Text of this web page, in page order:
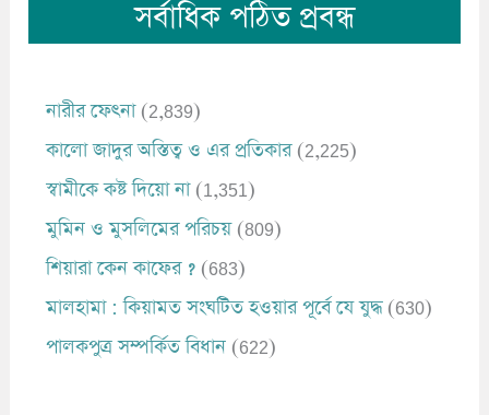
সর্বাধিক পঠিত প্রবন্ধ
নারীর ফেৎনা (2,839)
কালো জাদুর অস্তিত্ব ও এর প্রতিকার (2,225)
স্বামীকে কষ্ট দিয়ো না (1,351)
মুমিন ও মুসলিমের পরিচয় (809)
শিয়ারা কেন কাফের ? (683)
মালহামা : কিয়ামত সংঘটিত হওয়ার পূর্বে যে যুদ্ধ (630)
পালকপুত্র সম্পর্কিত বিধান (622)